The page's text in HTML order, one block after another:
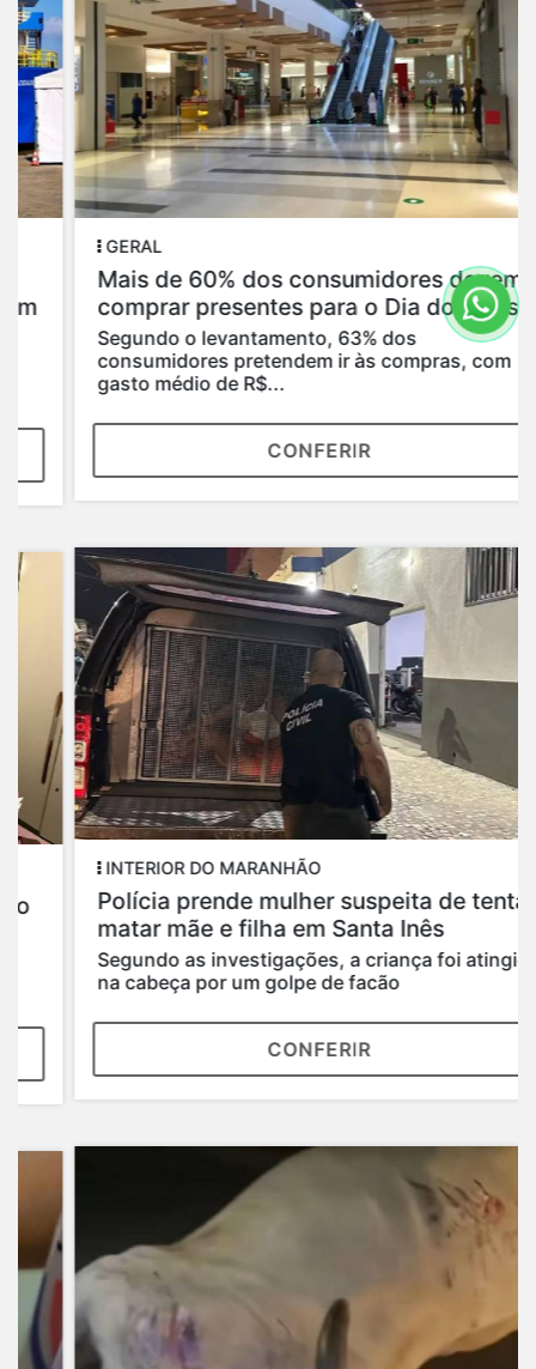
GERAL
Mais de 60% dos consumidores devem
comprar presentes para o Dia dos Pais
Segundo o levantamento, 63% dos
consumidores pretendem ir às compras, com
gasto médio de R$...
CONFERIR
INTERIOR DO MARANHÃO
Polícia prende mulher suspeita de tentar
matar mãe e filha em Santa Inês
Segundo as investigações, a criança foi atingida
na cabeça por um golpe de facão
CONFERIR